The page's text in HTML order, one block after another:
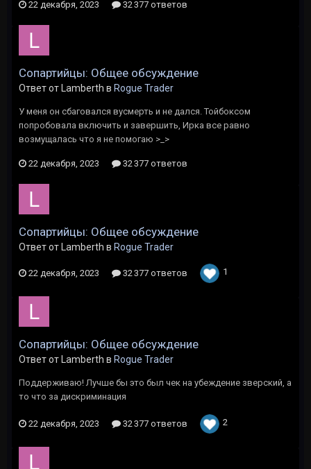
22 декабря, 2023 32 377 ответов
Сопартийцы: Общее обсуждение
Ответ от Lamberth в Rogue Trader
У меня он сбаговался вусмерть и не дался. Тойбоксом
попробовала включить и завершить, Ирка все равно
возмущалась что я не помогаю >_>
22 декабря, 2023 32 377 ответов
Сопартийцы: Общее обсуждение
Ответ от Lamberth в Rogue Trader
22 декабря, 2023 32 377 ответов 1
Сопартийцы: Общее обсуждение
Ответ от Lamberth в Rogue Trader
Поддерживаю! Лучше бы это был чек на убеждение зверский, а
то что за дискриминация
22 декабря, 2023 32 377 ответов 2